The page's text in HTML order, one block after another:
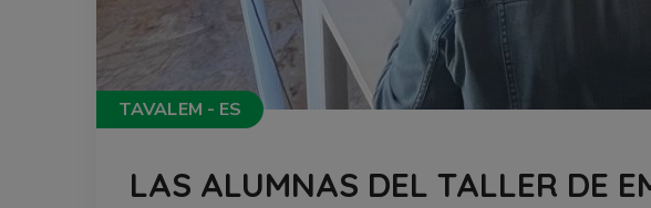
TAVALEM - ES
LAS ALUMNAS DEL TALLER DE